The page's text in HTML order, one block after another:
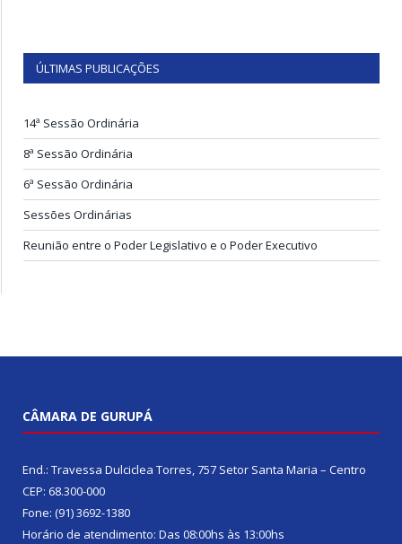
ÚLTIMAS PUBLICAÇÕES
14ª Sessão Ordinária
8ª Sessão Ordinária
6ª Sessão Ordinária
Sessões Ordinárias
Reunião entre o Poder Legislativo e o Poder Executivo
CÂMARA DE GURUPÁ
End.: Travessa Dulciclea Torres, 757 Setor Santa Maria – Centro
CEP: 68.300-000
Fone: (91) 3692-1380
Horário de atendimento: Das 08:00hs às 13:00hs